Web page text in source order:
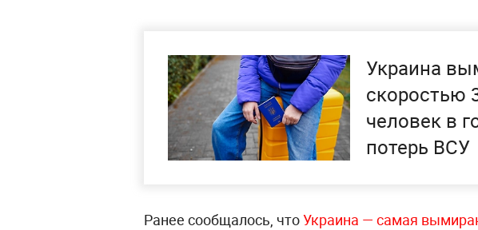
Украина
скоростью
человек в
потерь ВСУ
Ранее сообщалось, чтоУкраина — самая